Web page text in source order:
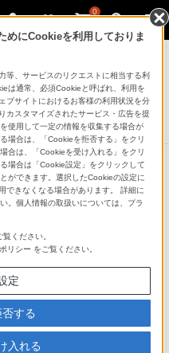
0
セット
めにCookieを利用しておりま
等、サービスのリクエストに相当する利
は通常、必須Cookieと呼ばれ、利用を
ブサイトにおけるお客様の利用状況を分
カスタマイズされたサービス・広告を提
使用して一定の情報を収集する場合が
場合は、「Cookieを拒否する」をクリ
合は、「Cookieを受け入れる」をクリ
場合は「Cookie設定」をクリックして
ができます。選択したCookieの設定に
できなくなる場合があります。 詳細に
。個人情報の取扱いについては、プラ
覧ください。
リシー をご覧ください。
定
する
入れる